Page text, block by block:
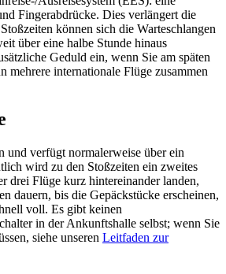
Fingerabdrücke. Dies verlängert die
können sich die Warteschlangen
über eine halbe Stunde hinaus
Geduld ein, wenn Sie am späten
mehrere internationale Flüge zusammen
und verfügt normalerweise über ein
wird zu den Stoßzeiten ein zweites
drei Flüge kurz hintereinander landen,
dauern, bis die Gepäckstücke erscheinen,
voll. Es gibt keinen
in der Ankunftshalle selbst; wenn Sie
siehe unseren Leitfaden zur